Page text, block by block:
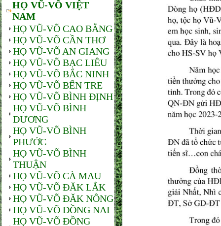
HỌ VŨ-VÕ VIỆT
NAM
HỌ VŨ-VÕ CAO BẰNG
HỌ VŨ-VÕ CẦN THƠ
HỌ VŨ-VÕ AN GIANG
HỌ VŨ-VÕ BẠC LIÊU
HỌ VŨ-VÕ BẮC NINH
HỌ VŨ-VÕ BẾN TRE
HỌ VŨ-VÕ BÌNH ĐỊNH
HỌ VŨ-VÕ BÌNH
DƯƠNG
HỌ VŨ-VÕ BÌNH
PHƯỚC
HỌ VŨ-VÕ BÌNH
THUẬN
HỌ VŨ-VÕ CÀ MAU
HỌ VŨ-VÕ ĐĂK LẮK
HỌ VŨ-VÕ ĐĂK NÔNG
HỌ VŨ-VÕ ĐỒNG NAI
HỌ VŨ-VÕ ĐỒNG